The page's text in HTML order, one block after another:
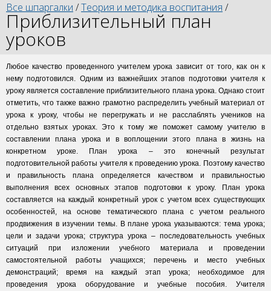
Все шпаргалки /Теория и методика воспитания /
Приблизительный план
уроков
Любое качество проведенного учителем урока зависит от того, как он к
нему подготовился. Одним из важнейших этапов подготовки учителя к
уроку является составление приблизительного плана урока. Однако стоит
отметить, что также важно грамотно распределить учебный материал от
урока к уроку, чтобы не перегружать и не расслаблять учеников на
отдельно взятых уроках. Это к тому же поможет самому учителю в
составлении плана урока и в воплощении этого плана в жизнь на
конкретном уроке. План урока – это конечный результат
подготовительной работы учителя к проведению урока. Поэтому качество
и правильность плана определяется качеством и правильностью
выполнения всех основных этапов подготовки к уроку. План урока
составляется на каждый конкретный урок с учетом всех существующих
особенностей, на основе тематического плана с учетом реального
продвижения в изучении темы. В плане урока указываются: тема урока;
цели и задачи урока; структура урока – последовательность учебных
ситуаций при изложении учебного материала и проведении
самостоятельной работы учащихся; перечень и место учебных
демонстраций; время на каждый этап урока; необходимое для
проведения урока оборудование и учебные пособия. Учителя